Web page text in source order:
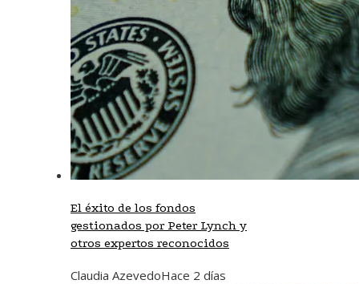
El éxito de los fondos
gestionados por Peter Lynch y
otros expertos reconocidos
Claudia AzevedoHace 2 días